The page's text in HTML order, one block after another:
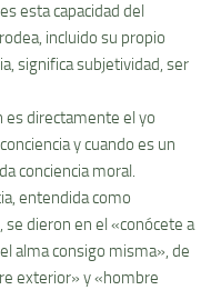
esta capacidad del
incluido su propio
significa subjetividad, ser
es directamente el yo
y cuando es un
conciencia moral.
entendida como
dieron en el «conócete a
alma consigo misma», de
exterior» y «hombre